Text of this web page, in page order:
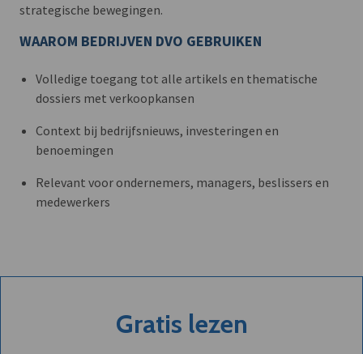
strategische bewegingen.
WAAROM BEDRIJVEN DVO GEBRUIKEN
Volledige toegang tot alle artikels en thematische
dossiers met verkoopkansen
Context bij bedrijfsnieuws, investeringen en
benoemingen
Relevant voor ondernemers, managers, beslissers en
medewerkers
Gratis lezen